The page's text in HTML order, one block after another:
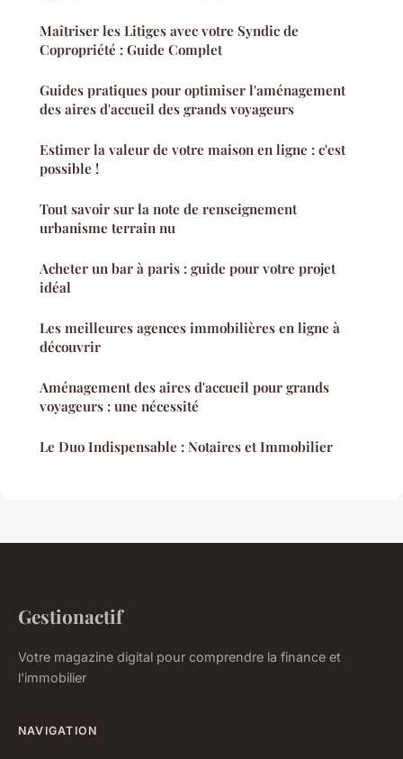
Maîtriser les Litiges avec votre Syndic de
Copropriété : Guide Complet
Guides pratiques pour optimiser l'aménagement
des aires d'accueil des grands voyageurs
Estimer la valeur de votre maison en ligne : c'est
possible !
Tout savoir sur la note de renseignement
urbanisme terrain nu
Acheter un bar à paris : guide pour votre projet
idéal
Les meilleures agences immobilières en ligne à
découvrir
Aménagement des aires d'accueil pour grands
voyageurs : une nécessité
Le Duo Indispensable : Notaires et Immobilier
Gestionactif
Votre magazine digital pour comprendre la finance et
l'immobilier
NAVIGATION